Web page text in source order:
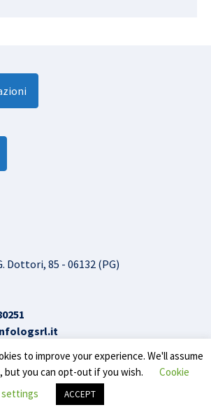
Dottori, 85 - 06132 (PG)
Reserved |Cookies Policy
to improve your experience. We'll assume
but you can opt-out if you wish.
Cookie
settings
ACCEPT